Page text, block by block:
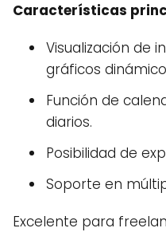
Características
Visualización de
gráficos
Función de
diarios.
Posibilidad de
Soporte en
Excelente para